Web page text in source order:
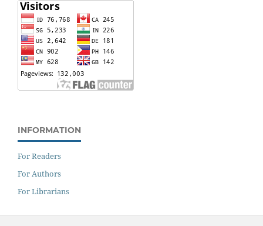
INFORMATION
For Readers
For Authors
For Librarians